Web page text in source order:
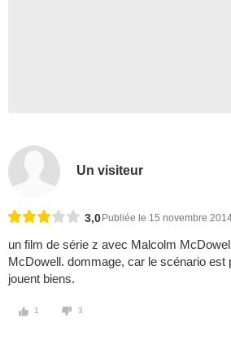
Un visiteur
3,0 Publiée le 15 novembre
un film de série z avec Malcolm
McDowell. dommage, car le scénario est
jouent biens.
1 3